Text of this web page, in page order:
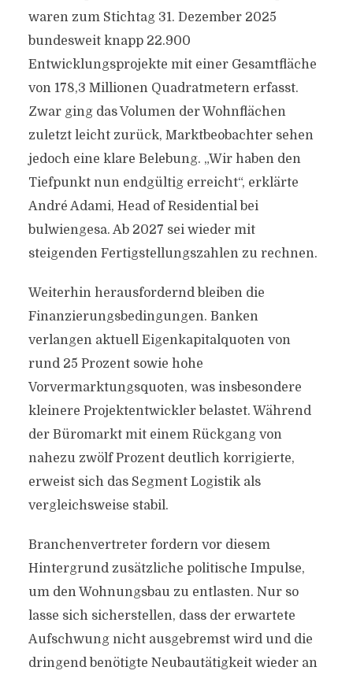
waren zum Stichtag 31. Dezember 2025
bundesweit knapp 22.900
Entwicklungsprojekte mit einer Gesamtfläche
von 178,3 Millionen Quadratmetern erfasst.
Zwar ging das Volumen der Wohnflächen
zuletzt leicht zurück, Marktbeobachter sehen
jedoch eine klare Belebung. „Wir haben den
Tiefpunkt nun endgültig erreicht“, erklärte
André Adami, Head of Residential bei
bulwiengesa. Ab 2027 sei wieder mit
steigenden Fertigstellungszahlen zu rechnen.
Weiterhin herausfordernd bleiben die
Finanzierungsbedingungen. Banken
verlangen aktuell Eigenkapitalquoten von
rund 25 Prozent sowie hohe
Vorvermarktungsquoten, was insbesondere
kleinere Projektentwickler belastet. Während
der Büromarkt mit einem Rückgang von
nahezu zwölf Prozent deutlich korrigierte,
erweist sich das Segment Logistik als
vergleichsweise stabil.
Branchenvertreter fordern vor diesem
Hintergrund zusätzliche politische Impulse,
um den Wohnungsbau zu entlasten. Nur so
lasse sich sicherstellen, dass der erwartete
Aufschwung nicht ausgebremst wird und die
dringend benötigte Neubautätigkeit wieder an